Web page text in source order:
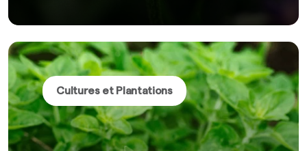
Cultures et Plantations